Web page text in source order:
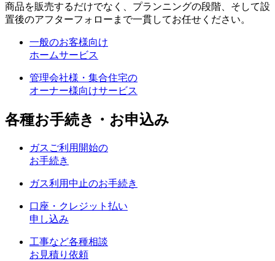
商品を販売するだけでなく、プランニングの段階、そして設
置後のアフターフォローまで一貫してお任せください。
一般のお客様向け
ホームサービス
管理会社様・集合住宅の
オーナー様向けサービス
各種お手続き・お申込み
ガスご利用開始の
お手続き
ガス利用中止のお手続き
口座・クレジット払い
申し込み
工事など各種相談
お見積り依頼